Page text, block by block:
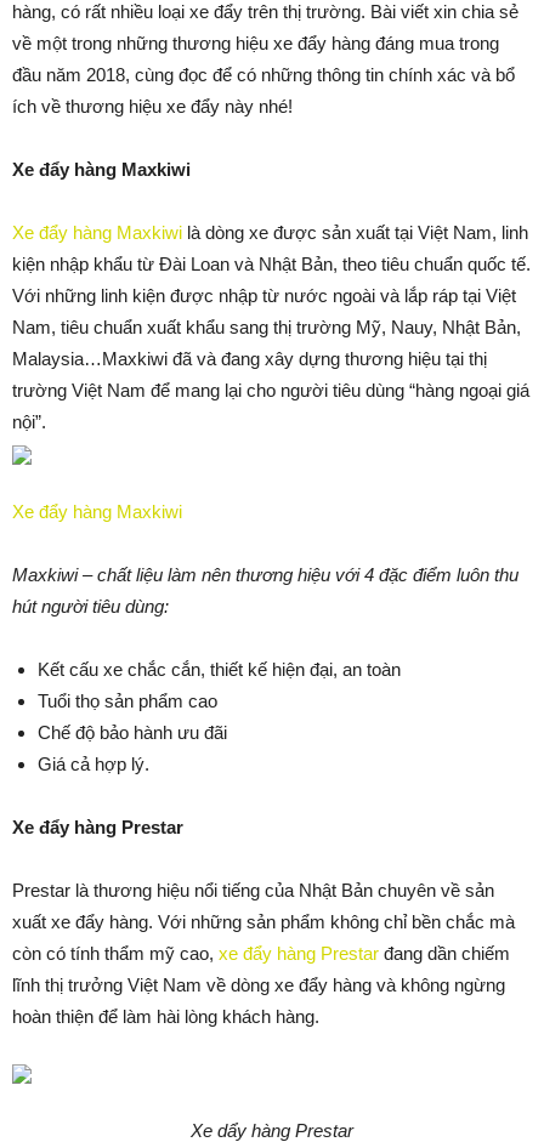
hàng, có rất nhiều loại xe đẩy trên thị trường. Bài viết xin chia sẻ
về một trong những thương hiệu xe đẩy hàng đáng mua trong
đầu năm 2018, cùng đọc để có những thông tin chính xác và bổ
ích về thương hiệu xe đẩy này nhé!
Xe đẩy hàng Maxkiwi
Xe đẩy hàng Maxkiwi là dòng xe được sản xuất tại Việt Nam, linh
kiện nhập khẩu từ Đài Loan và Nhật Bản, theo tiêu chuẩn quốc tế.
Với những linh kiện được nhập từ nước ngoài và lắp ráp tại Việt
Nam, tiêu chuẩn xuất khẩu sang thị trường Mỹ, Nauy, Nhật Bản,
Malaysia…Maxkiwi đã và đang xây dựng thương hiệu tại thị
trường Việt Nam để mang lại cho người tiêu dùng “hàng ngoại giá
nội”.
Xe đẩy hàng Maxkiwi
Maxkiwi – chất liệu làm nên thương hiệu với 4 đặc điểm luôn thu
hút người tiêu dùng:
Kết cấu xe chắc cắn, thiết kế hiện đại, an toàn
Tuổi thọ sản phẩm cao
Chế độ bảo hành ưu đãi
Giá cả hợp lý.
Xe đẩy hàng Prestar
Prestar là thương hiệu nổi tiếng của Nhật Bản chuyên về sản
xuất xe đẩy hàng. Với những sản phẩm không chỉ bền chắc mà
còn có tính thẩm mỹ cao, xe đẩy hàng Prestar đang dần chiếm
lĩnh thị trưởng Việt Nam về dòng xe đẩy hàng và không ngừng
hoàn thiện để làm hài lòng khách hàng.
Xe dẩy hàng Prestar